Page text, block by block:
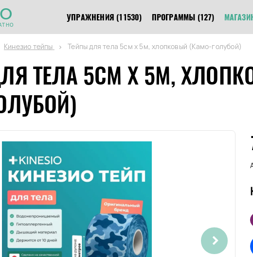
УПРАЖНЕНИЯ (11530) ПРОГРАММЫ (127)
Кинезио тейпы Тейпы для тела 5см х 5м, хлопковый (Камо-голубой)
ТЕЛА 5СМ Х 5М,